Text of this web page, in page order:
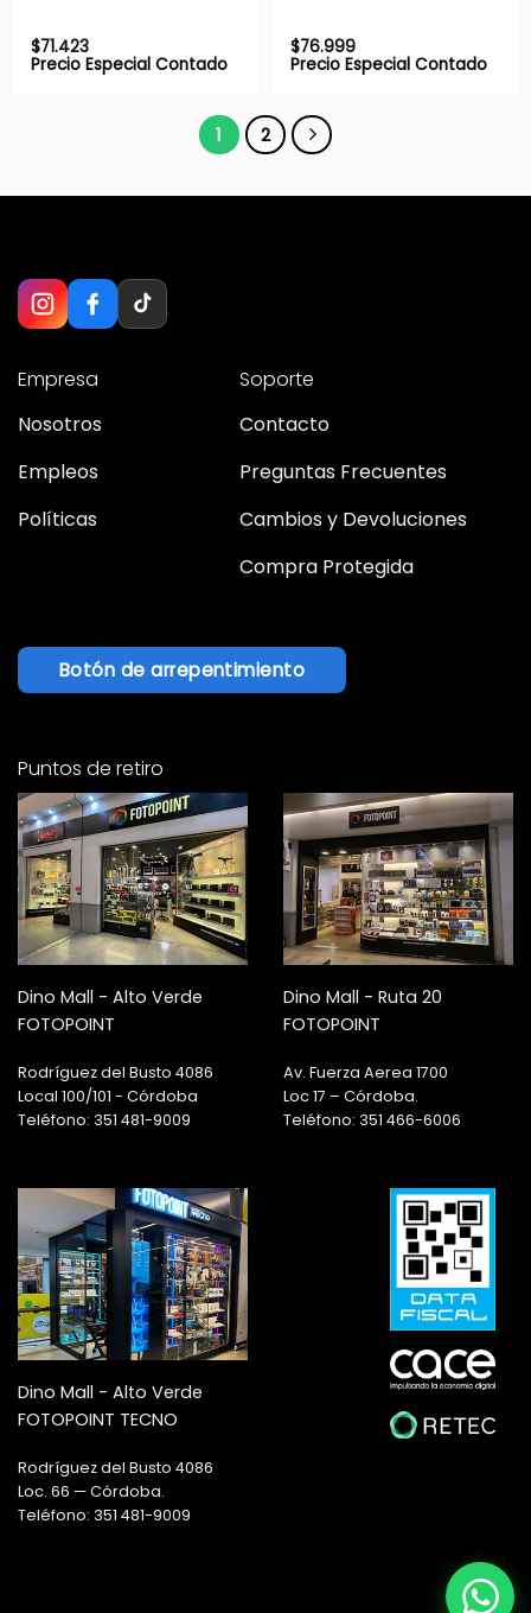
$71.423
Precio Especial Contado
$76.999
Precio Especial Contado
1 2
Empresa
Nosotros
Empleos
Políticas
Soporte
Contacto
Preguntas Frecuentes
Cambios y Devoluciones
Compra Protegida
Botón de arrepentimiento
Puntos de retiro
Dino Mall - Alto Verde
FOTOPOINT
Rodríguez del Busto 4086
Local 100/101 - Córdoba
Teléfono: 351 481-9009
Dino Mall - Ruta 20
FOTOPOINT
Av. Fuerza Aerea 1700
Loc 17 – Córdoba.
Teléfono: 351 466-6006
Dino Mall - Alto Verde
FOTOPOINT TECNO
Rodríguez del Busto 4086
Loc. 66 — Córdoba.
Teléfono: 351 481-9009